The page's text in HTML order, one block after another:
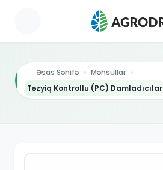
Əsas Səhifə
Məhsullar
Təzyiq Kontrollu (PC) Damladıcılar